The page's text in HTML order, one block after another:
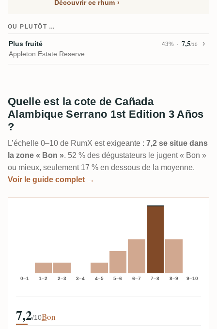
Découvrir ce rhum
OU PLUTÔT …
Plus fruité 43% 7,5/10
Appleton Estate Reserve
Quelle est la cote de Cañada
Alambique Serrano 1st Edition 3 Años
?
L’échelle 0–10 de RumX est exigeante : 7,2 se situe dans
la zone « Bon ». 52 % des dégustateurs le jugent « Bon »
ou mieux, seulement 17 % en dessous de la moyenne.
Voir le guide complet →
0–1 1–2 2–3 3–4 4–5 5–6 6–7 7–8 8–9 9–10
7,2/10Bon